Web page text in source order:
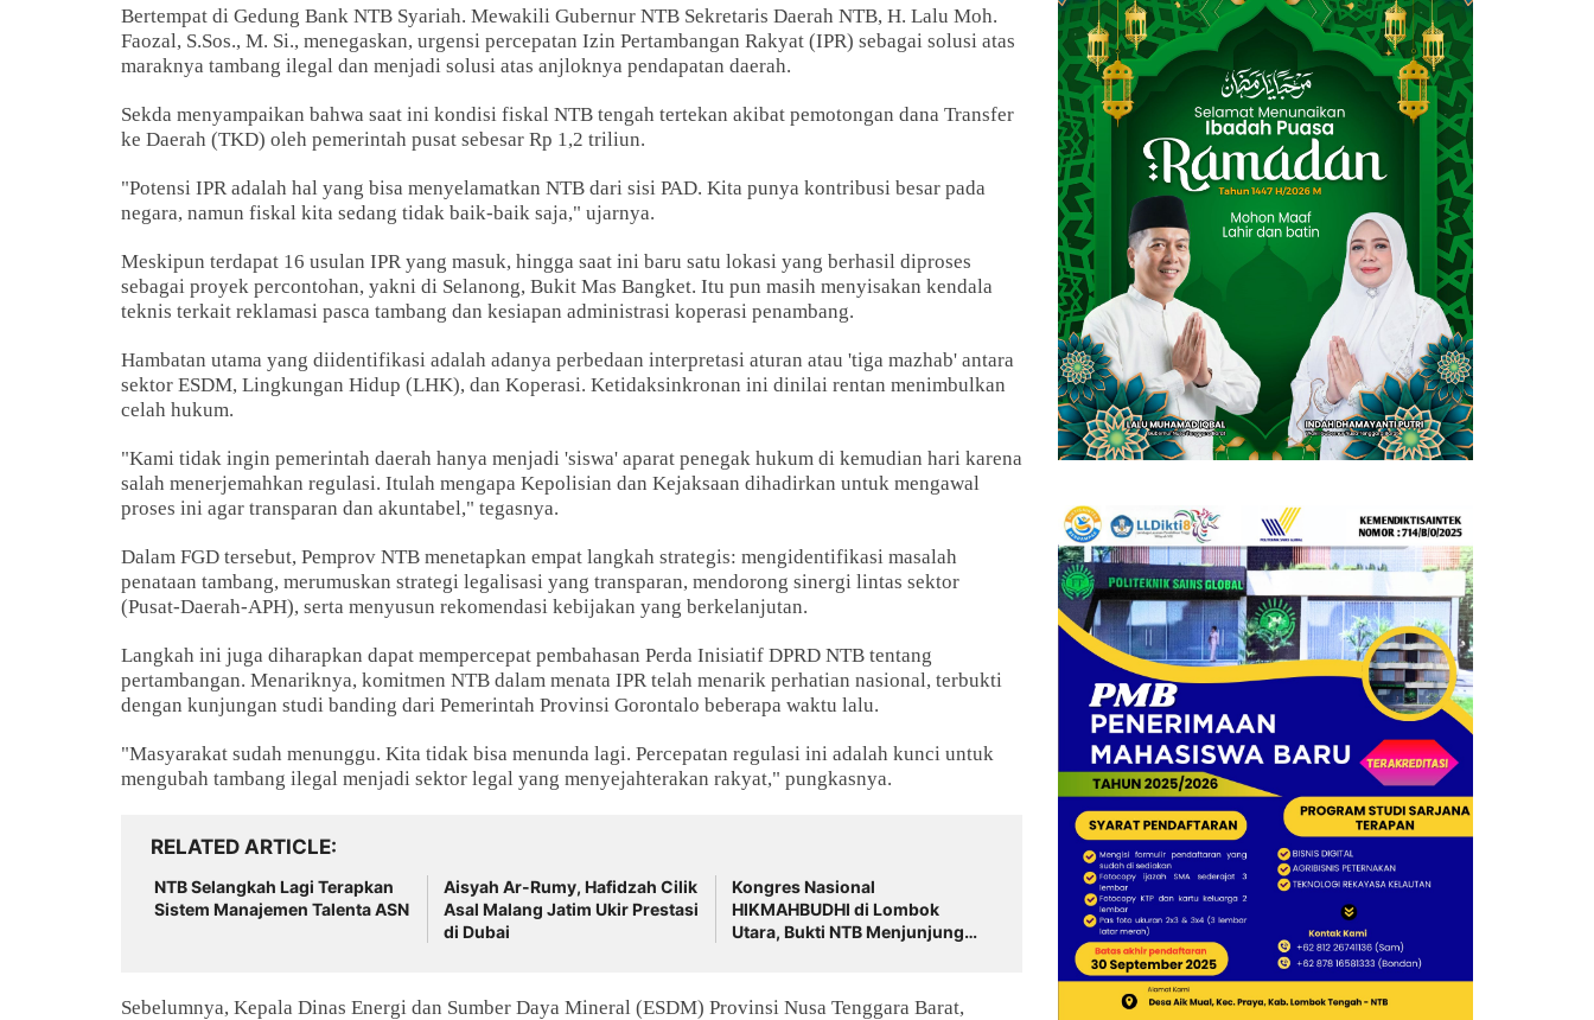
Bertempat di Gedung Bank NTB Syariah. Mewakili Gubernur NTB Sekretaris Daerah NTB, H. Lalu Moh.
Faozal, S.Sos., M. Si., menegaskan, urgensi percepatan Izin Pertambangan Rakyat (IPR) sebagai solusi atas
maraknya tambang ilegal dan menjadi solusi atas anjloknya pendapatan daerah.
Sekda menyampaikan bahwa saat ini kondisi fiskal NTB tengah tertekan akibat pemotongan dana Transfer
ke Daerah (TKD) oleh pemerintah pusat sebesar Rp 1,2 triliun.
"Potensi IPR adalah hal yang bisa menyelamatkan NTB dari sisi PAD. Kita punya kontribusi besar pada
negara, namun fiskal kita sedang tidak baik-baik saja," ujarnya.
Meskipun terdapat 16 usulan IPR yang masuk, hingga saat ini baru satu lokasi yang berhasil diproses
sebagai proyek percontohan, yakni di Selanong, Bukit Mas Bangket. Itu pun masih menyisakan kendala
teknis terkait reklamasi pasca tambang dan kesiapan administrasi koperasi penambang.
Hambatan utama yang diidentifikasi adalah adanya perbedaan interpretasi aturan atau 'tiga mazhab' antara
sektor ESDM, Lingkungan Hidup (LHK), dan Koperasi. Ketidaksinkronan ini dinilai rentan menimbulkan
celah hukum.
"Kami tidak ingin pemerintah daerah hanya menjadi 'siswa' aparat penegak hukum di kemudian hari karena
salah menerjemahkan regulasi. Itulah mengapa Kepolisian dan Kejaksaan dihadirkan untuk mengawal
proses ini agar transparan dan akuntabel," tegasnya.
Dalam FGD tersebut, Pemprov NTB menetapkan empat langkah strategis: mengidentifikasi masalah
penataan tambang, merumuskan strategi legalisasi yang transparan, mendorong sinergi lintas sektor
(Pusat-Daerah-APH), serta menyusun rekomendasi kebijakan yang berkelanjutan.
Langkah ini juga diharapkan dapat mempercepat pembahasan Perda Inisiatif DPRD NTB tentang
pertambangan. Menariknya, komitmen NTB dalam menata IPR telah menarik perhatian nasional, terbukti
dengan kunjungan studi banding dari Pemerintah Provinsi Gorontalo beberapa waktu lalu.
"Masyarakat sudah menunggu. Kita tidak bisa menunda lagi. Percepatan regulasi ini adalah kunci untuk
mengubah tambang ilegal menjadi sektor legal yang menyejahterakan rakyat," pungkasnya.
RELATED ARTICLE
NTB Selangkah Lagi Terapkan
Sistem Manajemen Talenta ASN
Aisyah Ar-Rumy, Hafidzah Cilik
Asal Malang Jatim Ukir Prestasi
di Dubai
Kongres Nasional
HIKMAHBUDHI di Lombok
Utara, Bukti NTB Menjunjung
Sebelumnya, Kepala Dinas Energi dan Sumber Daya Mineral (ESDM) Provinsi Nusa Tenggara Barat,